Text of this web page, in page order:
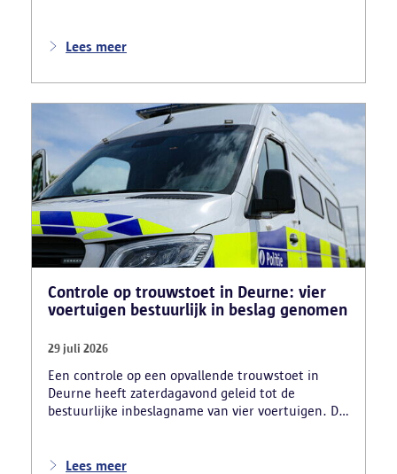
beslag genomen. Daarnaast arresteerde de politie
motorblokken en inbrekersmateriaal gevonden.
Lees meer
Controle op trouwstoet in Deurne: vier
voertuigen bestuurlijk in beslag genomen
29 juli 2026
Een controle op een opvallende trouwstoet in
Deurne heeft zaterdagavond geleid tot de
bestuurlijke inbeslagname van vier voertuigen. De
nadat meerdere weggebruikers melding hadden
Lees meer